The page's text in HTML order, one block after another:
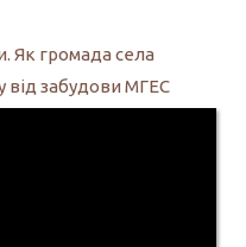
Як громада села
від забудови МГЕС